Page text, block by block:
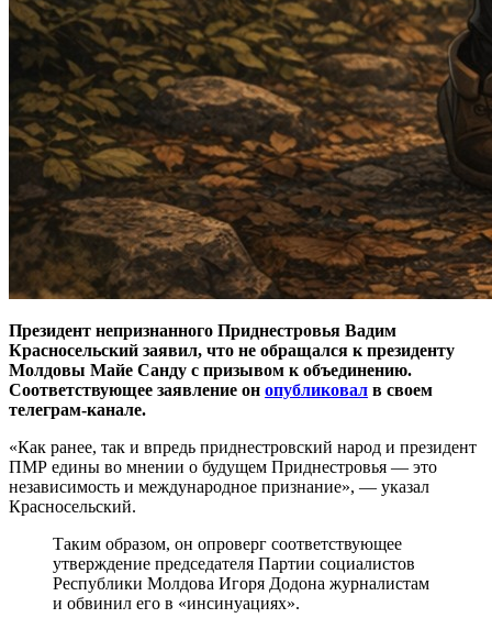
Президент непризнанного Приднестровья Вадим
Красносельский заявил, что не обращался к президенту
Молдовы Майе Санду с призывом к объединению.
Соответствующее заявление он опубликовал в своем
телеграм-канале.
«Как ранее, так и впредь приднестровский народ и президент
ПМР едины во мнении о будущем Приднестровья — это
независимость и международное признание», — указал
Красносельский.
Таким образом, он опроверг соответствующее
утверждение председателя Партии социалистов
Республики Молдова Игоря Додона журналистам
и обвинил его в «инсинуациях».